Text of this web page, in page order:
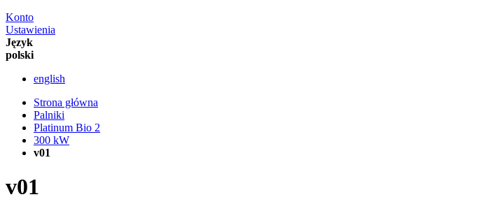
Konto
Ustawienia
Język
polski
english
Strona główna
Palniki
Platinum Bio 2
300 kW
v01
v01